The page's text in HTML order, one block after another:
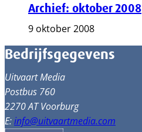
Archief: oktober 2008
9 oktober 2008
Bedrijfsgegevens
Uitvaart Media
Postbus 760
2270 AT Voorburg
E:info@uitvaartmedia.com